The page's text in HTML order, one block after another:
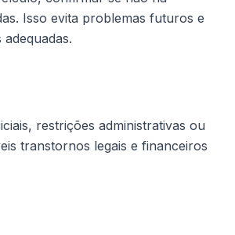
Isso evita problemas futuros e
restrições administrativas ou
transtornos legais e financeiros